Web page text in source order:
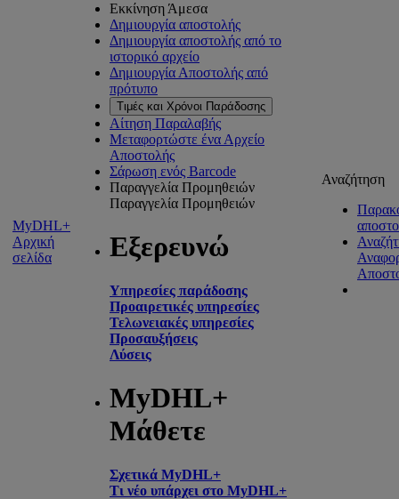
MyDHL+
Αρχική
σελίδα
Εκκίνηση Άμεσα
Δημιουργία αποστολής
Δημιουργία αποστολής από το
ιστορικό αρχείο
Δημιουργία Αποστολής από
πρότυπο
Τιμές και Χρόνοι Παράδοσης
Αίτηση Παραλαβής
Μεταφορτώστε ένα Αρχείο
Αποστολής
Σάρωση ενός Barcode
Παραγγελία Προμηθειών
Παραγγελία Προμηθειών
Εξερευνώ
Υπηρεσίες παράδοσης
Προαιρετικές υπηρεσίες
Τελωνειακές υπηρεσίες
Προσαυξήσεις
Λύσεις
MyDHL+
Μάθετε
Σχετικά MyDHL+
Τι νέο υπάρχει στο MyDHL+
Αναζήτηση